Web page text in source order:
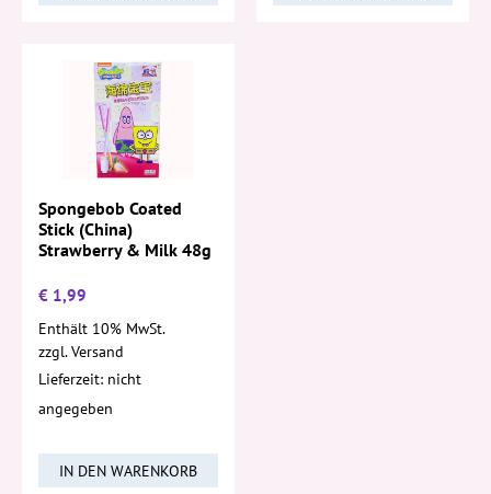
Spongebob Coated
Stick (China)
Strawberry & Milk 48g
€ 1,99
Enthält 10% MwSt.
zzgl.Versand
Lieferzeit: nicht
angegeben
IN DEN WARENKORB